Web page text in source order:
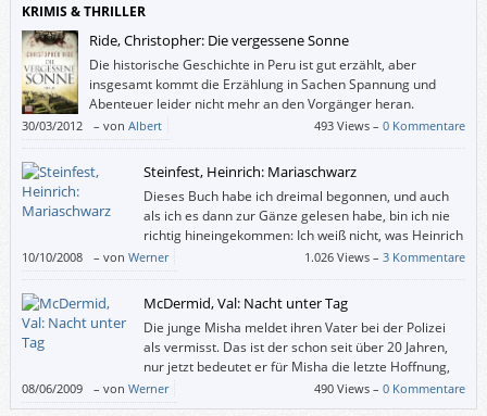
KRIMIS & THRILLER
Ride, Christopher: Die vergessene Sonne
Die historische Geschichte in Peru ist gut erzählt, aber
insgesamt kommt die Erzählung in Sachen Spannung und
Abenteuer leider nicht mehr an den Vorgänger heran.
30/03/2012 – von Albert 493 Views –0 Kommentare
Steinfest, Heinrich: Mariaschwarz
Dieses Buch habe ich dreimal begonnen, und auch
als ich es dann zur Gänze gelesen habe, bin ich nie
richtig hineingekommen: Ich weiß nicht, was Heinrich
Steinfest damit wollte.
10/10/2008 – von Werner 1.026 Views –3 Kommentare
McDermid, Val: Nacht unter Tag
Die junge Misha meldet ihren Vater bei der Polizei
als vermisst. Das ist der schon seit über 20 Jahren,
nur jetzt bedeutet er für Misha die letzte Hoffnung,
dass ihr an Leukämie erkrankter Sohn vielleicht doch
noch zu retten. Ihr Vater war Bergmann und verschwand während des
08/06/2009 – von Werner 490 Views –0 Kommentare